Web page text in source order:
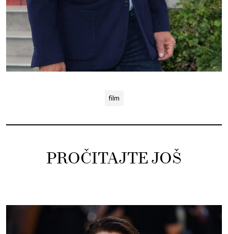
film
PROČITAJTE JOŠ